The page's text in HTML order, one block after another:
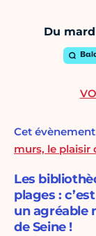
Du
Cet
murs, le plaisir
Les
plages :
un agréable
de Seine !